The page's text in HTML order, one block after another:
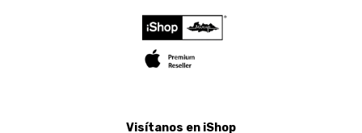
Visítanos en iShop